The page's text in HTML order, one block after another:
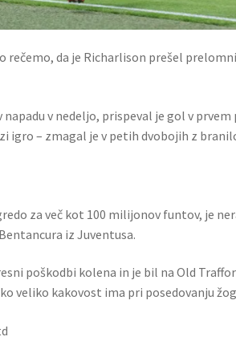
da je Richarlison prešel
v nedeljo, prispeval je gol v
– zmagal je v petih dvobojih z
za več kot 100 milijonov funtov, je
iz Juventusa.
poškodbi kolena in je bil na Old
veliko kakovost ima pri posedovanju